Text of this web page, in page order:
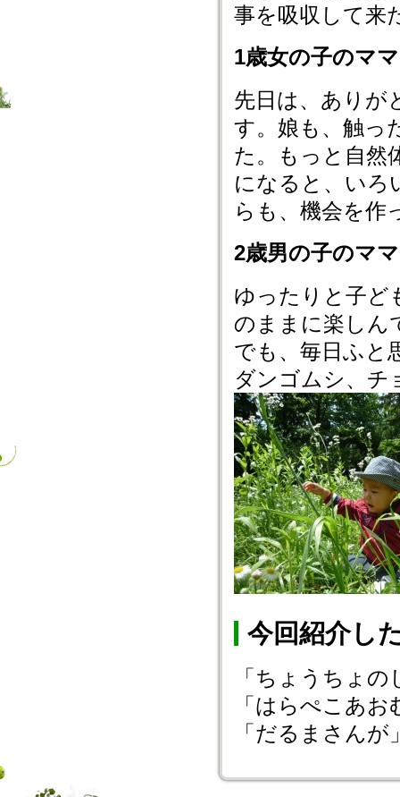
事を吸収して来
1歳女の子のマ
先日は、ありが
す。娘も、触っ
た。もっと自然
になると、いろ
らも、機会を作
2歳男の子のマ
ゆったりと子ど
のままに楽しん
でも、毎日ふと
ダンゴムシ、チ
今回紹介し
「ちょうちょ
「はらぺこあ
「だるまさん